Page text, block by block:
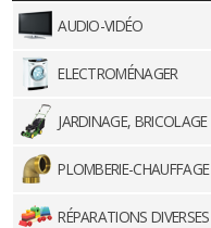
AUDIO-VIDÉO
ELECTROMÉNAGER
JARDINAGE, BRICOLAGE
PLOMBERIE-CHAUFFAGE
RÉPARATIONS DIVERSES